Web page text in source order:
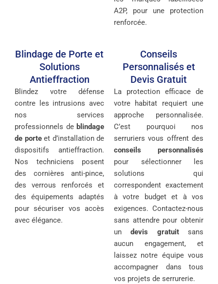
A2P, pour une protection
renforcée.
Blindage de Porte et
Solutions
Antieffraction
Blindez votre défense
contre les intrusions avec
nos services
professionnels de blindage
de porteet d’installation de
dispositifs antieffraction.
Nos techniciens posent
des cornières anti-pince,
des verrous renforcés et
des équipements adaptés
pour sécuriser vos accès
avec élégance.
Conseils
Personnalisés et
Devis Gratuit
La protection efficace de
votre habitat requiert une
approche personnalisée.
C’est pourquoi nos
serruriers vous offrent des
conseils personnalisés
pour sélectionner les
solutions qui
correspondent exactement
à votre budget et à vos
exigences. Contactez-nous
sans attendre pour obtenir
undevis gratuitsans
aucun engagement, et
laissez notre équipe vous
accompagner dans tous
vos projets de serrurerie.